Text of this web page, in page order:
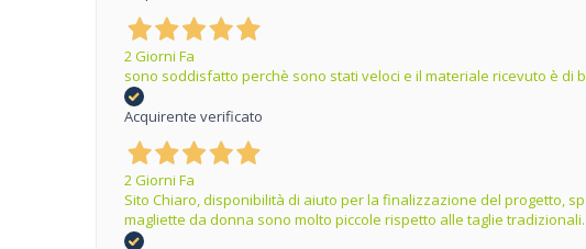
2 Giorni Fa
sono soddisfatto perchè sono stati veloci e il materiale ricevuto è di
Acquirente verificato
2 Giorni Fa
Sito Chiaro, disponibilità di aiuto per la finalizzazione del progetto,
magliette da donna sono molto piccole rispetto alle taglie